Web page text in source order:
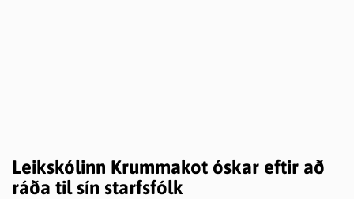
Leikskólinn Krummakot óskar eftir að
ráða til sín starfsfólk